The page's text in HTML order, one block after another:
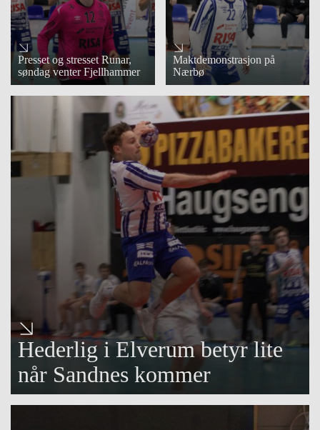
Presset og stresset Runar,
søndag venter Fjellhammer
Maktdemonstrasjon på
Nærbø
Hederlig i Elverum betyr lite
når Sandnes kommer